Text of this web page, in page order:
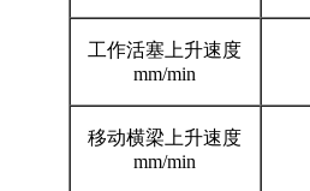
工作活塞上升速度
mm/min
移动横梁上升速度
mm/min